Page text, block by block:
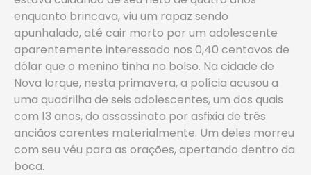
enquanto brincava, viu um rapaz sendo
apunhalado, até cair morto por um adolescente
aparentemente interessado nos 0,40 centavos de
dólar que o menino tinha no bolso. Na cidade de
Nova Iorque, nesta primavera, a polícia acusou a
uma quadrilha de seis adolescentes, um dos quais
com 13 anos, do assassinato por asfixia de três
anciãos carentes materialmente. Um deles morreu
com seu véu para as orações, apertando dentro da
boca.